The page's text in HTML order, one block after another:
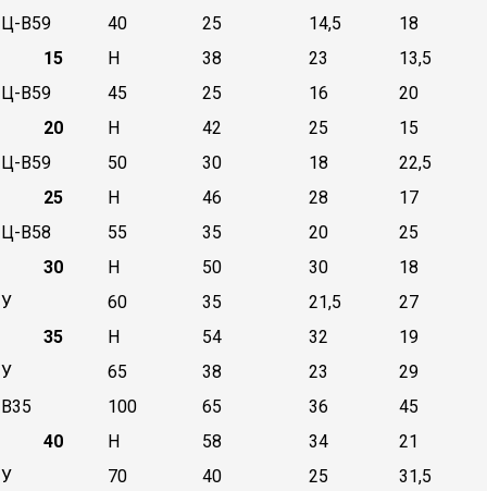
Ц-В59
40 25 14,5
18
15
Н 38 23
13,5
Ц-В59
45 25 16
20
20
Н 42 25
15
Ц-В59
50 30 18
22,5
25
Н 46 28
17
Ц-В58
55 35 20
25
30
Н 50 30
18
У
60 35 21,5
27
35
Н 54 32
19
У
65 38 23
29
В35
100 65 36
45
40
Н 58 34
21
У
70 40 25
31,5